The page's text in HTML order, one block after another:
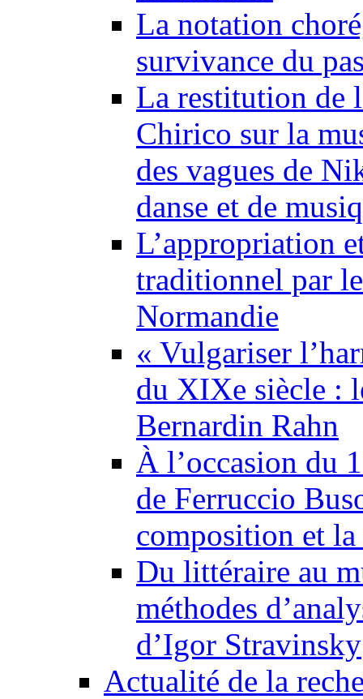
La notation
survivance du
La restitution de
Chirico sur la
des vagues de
danse et de
L’appropriation
traditionnel par
Normandie
« Vulgariser
du XIXe siècle :
Bernardin Rahn
À l’occasion du
de Ferruccio
composition et
Du littéraire au
méthodes
d’Igor Stravinsky
Actualité de la